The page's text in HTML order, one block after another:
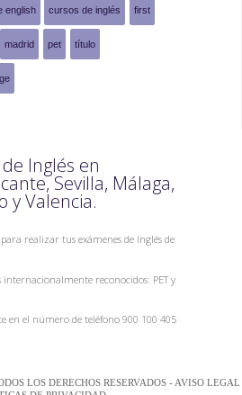
english cursos de inglés first
madrid pet título
Inglés en
Sevilla, Málaga,
y Valencia.
realizar tus exámenes de Inglés de
internacionalmente reconocidos: PET y
el número de teléfono 900 100 405
LOS DERECHOS RESERVADOS - AVISO LEGAL